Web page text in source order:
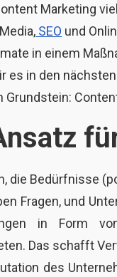
Marketing
SEO und
in einem
es in den
Grundstein:
die Bedürfnisse
Fragen, und
in Form
Das schafft
des